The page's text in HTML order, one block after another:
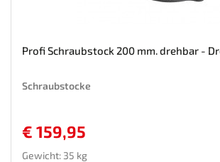
Profi Schraubstock 200 mm. drehbar -
Schraubstocke
€ 159,95
Gewicht: 35 kg